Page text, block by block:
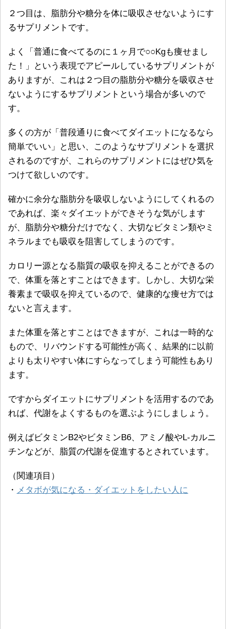
２つ目は、脂肪分や糖分を体に吸収させないようにす
るサプリメントです。
よく「普通に食べてるのに１ヶ月で○○Kgも痩せまし
た！」という表現でアピールしているサプリメントが
ありますが、これは２つ目の脂肪分や糖分を吸収させ
ないようにするサプリメントという場合が多いので
す。
多くの方が「普段通りに食べてダイエットになるなら
簡単でいい」と思い、このようなサプリメントを選択
されるのですが、これらのサプリメントにはぜひ気を
つけて欲しいのです。
確かに余分な脂肪分を吸収しないようにしてくれるの
であれば、楽々ダイエットができそうな気がします
が、 脂肪分や糖分だけでなく、大切なビタミン類やミ
ネラルまでも吸収を阻害してしまうのです。
カロリー源となる脂質の吸収を抑えることができるの
で、体重を落とすことはできます。しかし、大切な栄
養素まで吸収を抑えているので、健康的な痩せ方では
ないと言えます。
また体重を落とすことはできますが、これは一時的な
もので、
リバウンドする可能性が高く、結果的に以前
よりも太りやすい体にすらなってしまう可能性もあり
ます。
ですからダイエットにサプリメントを活用するのであ
れば、代謝をよくするものを選ぶようにしましょう。
例えばビタミンB2やビタミンB6、アミノ酸やL-カルニ
チンなどが、脂質の代謝を促進するとされています。
（関連項目）
・ メタボが気になる・ダイエットをしたい人に